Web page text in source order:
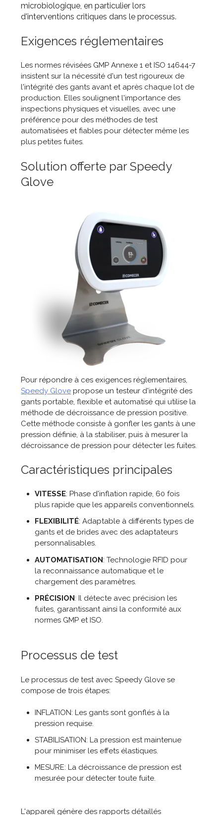
microbiologique, en particulier lors
d'interventions critiques dans le processus.
Exigences réglementaires
Les normes révisées GMP Annexe 1 et ISO 14644-7
insistent sur la nécessité d'un test rigoureux de
l'intégrité des gants avant et après chaque lot de
production. Elles soulignent l'importance des
inspections physiques et visuelles, avec une
préférence pour des méthodes de test
automatisées et fiables pour détecter même les
plus petites fuites.
Solution offerte par Speedy
Glove
Pour répondre à ces exigences réglementaires,
Speedy Glove propose un testeur d'intégrité des
gants portable, flexible et automatisé qui utilise la
méthode de décroissance de pression positive.
Cette méthode consiste à gonfler les gants à une
pression définie, à la stabiliser, puis à mesurer la
décroissance de pression pour détecter les fuites.
Caractéristiques principales
VITESSE: Phase d'inflation rapide, 60 fois
plus rapide que les appareils conventionnels.
FLEXIBILITÉ: Adaptable à différents types de
gants et de brides avec des adaptateurs
personnalisables.
AUTOMATISATION: Technologie RFID pour
la reconnaissance automatique et le
chargement des paramètres.
PRÉCISION: Il détecte avec précision les
fuites, garantissant ainsi la conformité aux
normes GMP et ISO.
Processus de test
Le processus de test avec Speedy Glove se
compose de trois étapes:
INFLATION: Les gants sont gonflés à la
pression requise.
STABILISATION: La pression est maintenue
pour minimiser les effets élastiques.
MESURE: La décroissance de pression est
mesurée pour détecter toute fuite.
L'appareil génère des rapports détaillés